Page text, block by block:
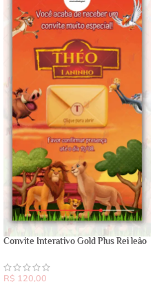
Convite Interativo Gold Plus Rei leão
R$ 120,00